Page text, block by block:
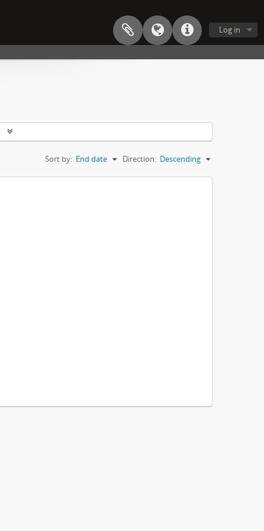
Log in
Sort by: End date Direction: Descending